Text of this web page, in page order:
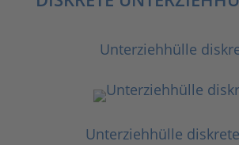
Unterziehhülle
Unterziehhülle